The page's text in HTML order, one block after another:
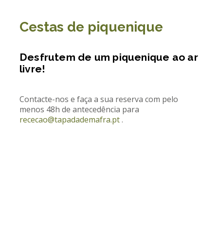
Cestas de piquenique
Desfrutem de um piquenique ao ar
livre!
Contacte-nos e faça a sua reserva com pelo
menos 48h de antecedência para
rececao@tapadademafra.pt.